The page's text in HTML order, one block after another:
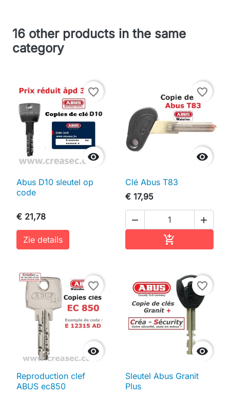
16 other products in the same
category

favorite_border
Abus D10 sleutel op
code
€ 21,78
Zie details

favorite_border
Clé Abus T83
€ 17,95
 


favorite_border
Reproduction clef
ABUS ec850

favorite_border
Sleutel Abus Granit
Plus